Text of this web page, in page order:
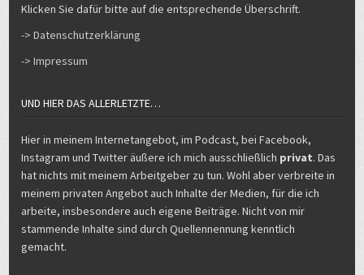
Klicken Sie dafür bitte auf die entsprechende Überschrift.
-> Datenschutzerklärung
-> Impressum
UND HIER DAS ALLERLETZTE…
Hier in meinem Internetangebot, im Podcast, bei Facebook,
Instagram und Twitter äußere ich mich ausschließlich privat. Das
hat nichts mit meinem Arbeitgeber zu tun. Wohl aber verbreite in
meinem privaten Angebot auch Inhalte der Medien, für die ich
arbeite, insbesondere auch eigene Beiträge. Nicht von mir
stammende Inhalte sind durch Quellennennung kenntlich
gemacht.